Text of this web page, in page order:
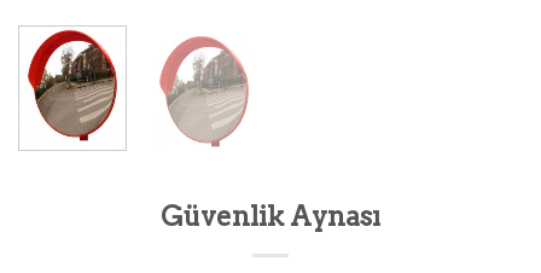
Güvenlik Aynası